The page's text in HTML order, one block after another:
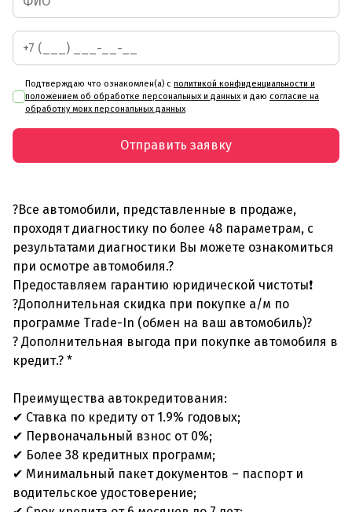
Подтверждаю что ознакомлен(а) с политикой конфиденциальности и
положением об обработке персональных и данных и даю согласие на
обработку моих персональных данных
Отправить заявку
?Все автомобили, представленные в продаже,
проходят диагностику по более 48 параметрам, с
результатами диагностики Вы можете ознакомиться
при осмотре автомобиля.?
Предоставляем гарантию юридической чистоты❗
?Дополнительная скидка при покупке а/м по
программе Trade-In (обмен на ваш автомобиль)?
? Дополнительная выгода при покупке автомобиля в
кредит.? *
Преимущества автокредитования:
✔ Ставка по кредиту от 1.9% годовых;
✔ Первоначальный взнос от 0%;
✔ Более 38 кредитных программ;
✔ Минимальный пакет документов – паспорт и
водительское удостоверение;